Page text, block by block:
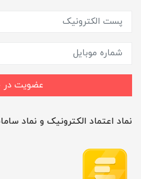
عضویت در
نماد اعتماد الکترونیک و نماد